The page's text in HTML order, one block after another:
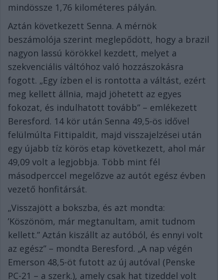
mindössze 1,76 kilométeres pályán.
Aztán következett Senna. A mérnök
beszámolója szerint meglepődött, hogy a brazil
nagyon lassú körökkel kezdett, melyet a
szekvenciális váltóhoz való hozzászokásra
fogott. „Egy ízben el is rontotta a váltást, ezért
meg kellett állnia, majd jöhetett az egyes
fokozat, és indulhatott tovább” – emlékezett
Beresford. 14 kör után Senna 49,5-ös idővel
felülmúlta Fittipaldit, majd visszajelzései után
egy újabb tíz körös etap következett, ahol már
49,09 volt a legjobbja. Több mint fél
másodperccel megelőzve az autót egész évben
vezető honfitársát.
„Visszajött a bokszba, és azt mondta:
’Köszönöm, már megtanultam, amit tudnom
kellett.” Aztán kiszállt az autóból, és ennyi volt
az egész” – mondta Beresford. „A nap végén
Emerson 48,5-öt futott az új autóval (Penske
PC-21 – a szerk.), amely csak hat tizeddel volt